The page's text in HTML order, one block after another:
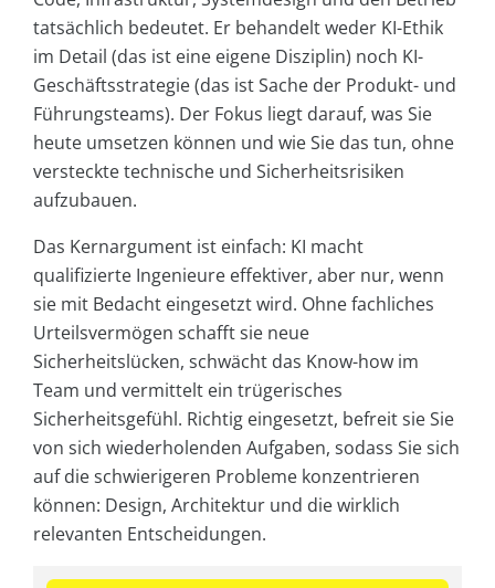
tatsächlich bedeutet. Er behandelt weder KI-Ethik
im Detail (das ist eine eigene Disziplin) noch KI-
Geschäftsstrategie (das ist Sache der Produkt- und
Führungsteams). Der Fokus liegt darauf, was Sie
heute umsetzen können und wie Sie das tun, ohne
versteckte technische und Sicherheitsrisiken
aufzubauen.
Das Kernargument ist einfach: KI macht
qualifizierte Ingenieure effektiver, aber nur, wenn
sie mit Bedacht eingesetzt wird. Ohne fachliches
Urteilsvermögen schafft sie neue
Sicherheitslücken, schwächt das Know-how im
Team und vermittelt ein trügerisches
Sicherheitsgefühl. Richtig eingesetzt, befreit sie Sie
von sich wiederholenden Aufgaben, sodass Sie sich
auf die schwierigeren Probleme konzentrieren
können: Design, Architektur und die wirklich
relevanten Entscheidungen.